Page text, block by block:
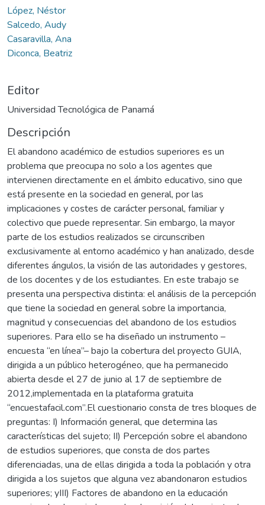
López, Néstor
Salcedo, Audy
Casaravilla, Ana
Diconca, Beatriz
Editor
Universidad Tecnológica de Panamá
Descripción
El abandono académico de estudios superiores es un
problema que preocupa no solo a los agentes que
intervienen directamente en el ámbito educativo, sino que
está presente en la sociedad en general, por las
implicaciones y costes de carácter personal, familiar y
colectivo que puede representar. Sin embargo, la mayor
parte de los estudios realizados se circunscriben
exclusivamente al entorno académico y han analizado, desde
diferentes ángulos, la visión de las autoridades y gestores,
de los docentes y de los estudiantes. En este trabajo se
presenta una perspectiva distinta: el análisis de la percepción
que tiene la sociedad en general sobre la importancia,
magnitud y consecuencias del abandono de los estudios
superiores. Para ello se ha diseñado un instrumento –
encuesta “en línea”– bajo la cobertura del proyecto GUIA,
dirigida a un público heterogéneo, que ha permanecido
abierta desde el 27 de junio al 17 de septiembre de
2012,implementada en la plataforma gratuita
“encuestafacil.com”.El cuestionario consta de tres bloques de
preguntas: I) Información general, que determina las
características del sujeto; II) Percepción sobre el abandono
de estudios superiores, que consta de dos partes
diferenciadas, una de ellas dirigida a toda la población y otra
dirigida a los sujetos que alguna vez abandonaron estudios
superiores; yIII) Factores de abandono en la educación